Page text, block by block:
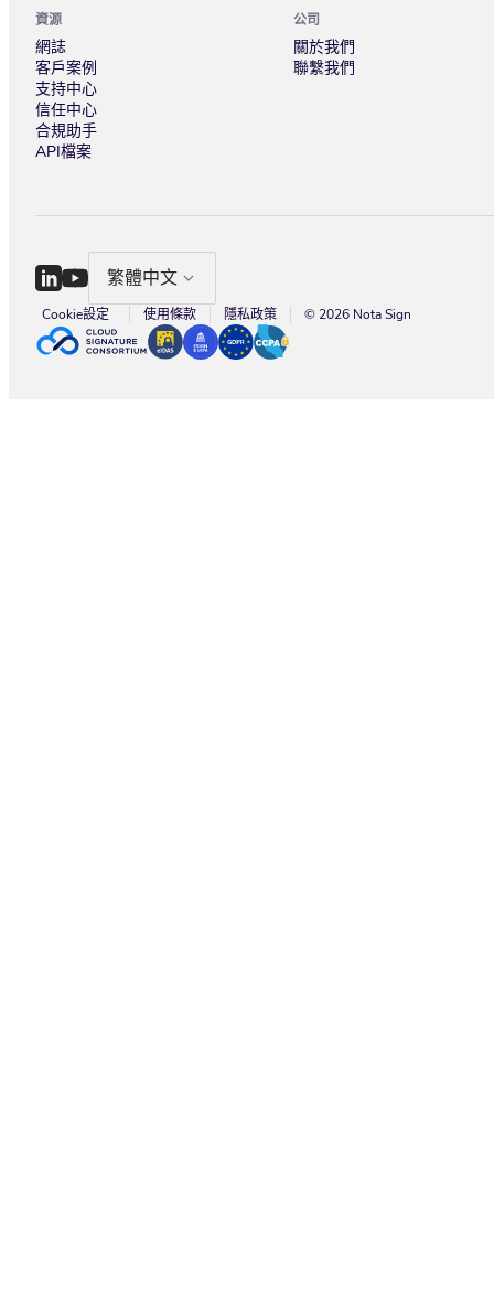
資源
網誌
客戶案例
支持中心
信任中心
合規助手
API檔案
公司
關於我們
聯繫我們
繁體中文
Cookie設定 使用條款 隱私政策 © 2026 Nota Sign